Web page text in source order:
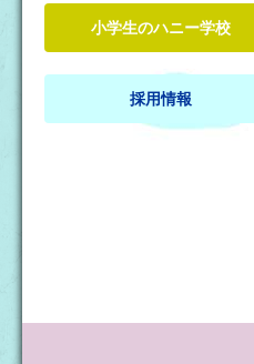
小学生のハニー学校
採用情報